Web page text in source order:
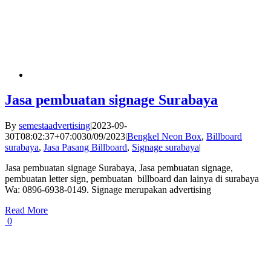
Jasa pembuatan signage Surabaya
By semestaadvertising|2023-09-
30T08:02:37+07:0030/09/2023|Bengkel Neon Box, Billboard
surabaya, Jasa Pasang Billboard, Signage surabaya|
Jasa pembuatan signage Surabaya, Jasa pembuatan signage,
pembuatan letter sign, pembuatan billboard dan lainya di surabaya
Wa: 0896-6938-0149. Signage merupakan advertising
Read More
0